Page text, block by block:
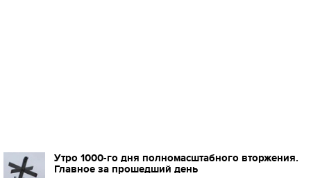
Утро 1000-го дня полномасштабного вторжения.
Главное за прошедший день